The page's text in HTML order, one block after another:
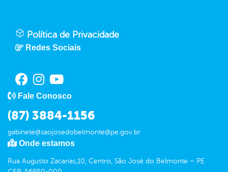
Política de Privacidade
Redes Sociais
Fale Conosco
(87) 3884-1156
gabinete@saojosedobelmonte@pe.gov.br
Onde estamos
Rua Augusto Zacarias,10, Centro, São José do Belmonte – PE